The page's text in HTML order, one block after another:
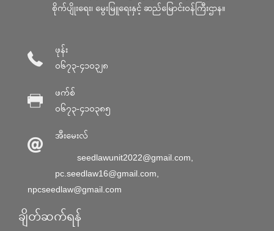
စိုက်ပျိုးရေး၊ မွေးမြူရေးနှင့် ဆည်မြောင်း၀န်ကြီးဌာန။
ဖုန်း
၀၆၇၃-၄၁၀၃၂၈
ဖက်စ်
၀၆၇၃-၄၁၀၃၈၅
အီးမေးလ်
seedlawunit2022@gmail.com
pc.seedlaw16@gmail.com
npcseedlaw@gmail.com
ချိတ်ဆက်ရန်